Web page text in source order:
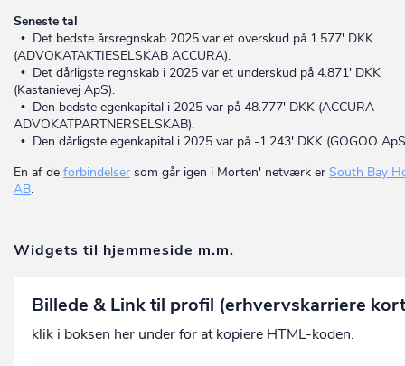
Seneste tal
• Det bedste årsregnskab 2025 var et overskud på 1.577' DKK
(ADVOKATAKTIESELSKAB ACCURA).
• Det dårligste regnskab i 2025 var et underskud på 4.871' DKK
(Kastanievej ApS).
• Den bedste egenkapital i 2025 var på 48.777' DKK (ACCURA
ADVOKATPARTNERSELSKAB).
• Den dårligste egenkapital i 2025 var på -1.243' DKK (GOGOO
En af de forbindelser som går igen i Morten' netværk er South Bay
AB.
Widgets til hjemmeside m.m.
Billede & Link til profil (erhvervskarriere
klik i boksen her under for at kopiere HTML-koden.